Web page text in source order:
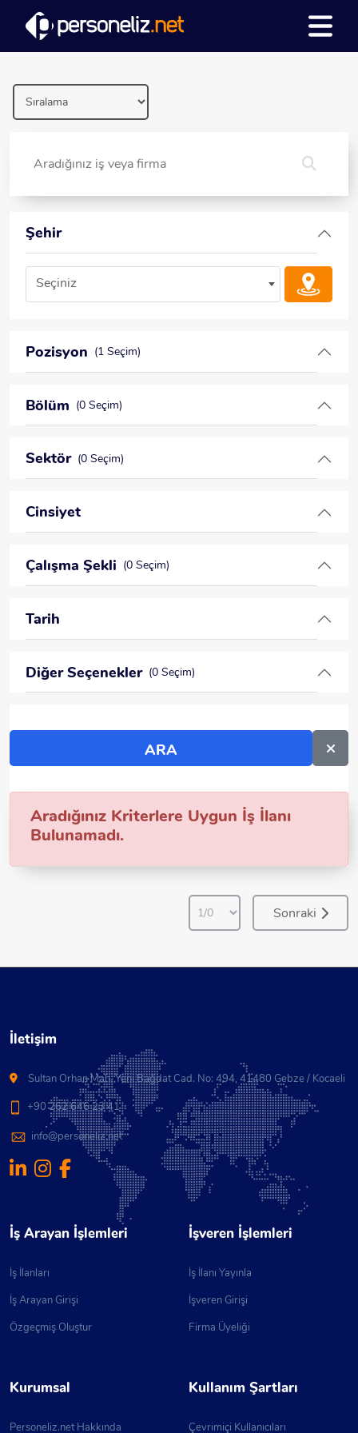
Şehir
Seçiniz
Pozisyon (1 Seçim)
Bölüm (0 Seçim)
Sektör (0 Seçim)
Cinsiyet
Çalışma Şekli (0 Seçim)
Tarih
Diğer Seçenekler (0 Seçim)
Aradığınız Kriterlere Uygun İş İlanı
Bulunamadı.
Sonraki
İletişim
Sultan Orhan Mah. Yeni Bağdat Cad. No: 494, 41480 Gebze / Kocaeli
+90 262 646 23 41
info@personeliz.net
İş Arayan İşlemleri
İş İlanları
İş Arayan Girişi
Özgeçmiş Oluştur
İşveren İşlemleri
İş İlanı Yayınla
İşveren Girişi
Firma Üyeliği
Kurumsal
Personeliz.net Hakkında
Kullanım Şartları
Çevrimiçi Kullanıcıları